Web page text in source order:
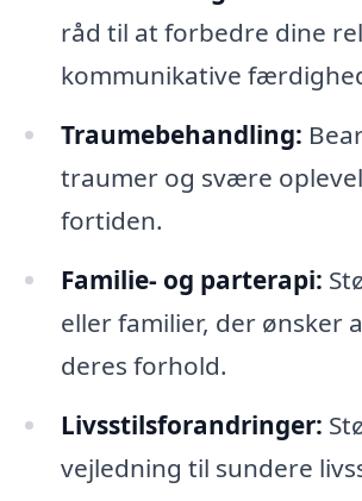
råd til at forbedre dine
kommunikative
Traumebehandling:
traumer og svære
fortiden.
Familie- og parterapi:
eller familier, der ønsker
deres forhold.
Livsstilsforandringer:
vejledning til sundere